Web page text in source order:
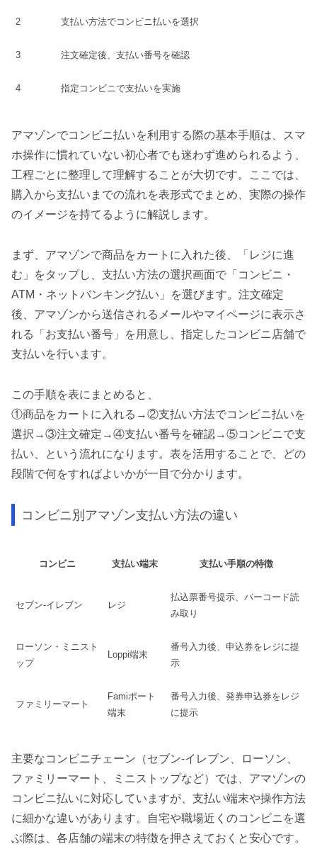
2 支払い方法でコンビニ払いを選択
3 注文確定後、支払い番号を確認
4 指定コンビニで支払いを実施
アマゾンでコンビニ払いを利用する際の基本手順は、スマ
ホ操作に慣れていない初心者でも迷わず進められるよう、
工程ごとに整理して理解することが大切です。ここでは、
購入から支払いまでの流れを表形式でまとめ、実際の操作
のイメージを持てるように解説します。
まず、アマゾンで商品をカートに入れた後、「レジに進
む」をタップし、支払い方法の選択画面で「コンビニ・
ATM・ネットバンキング払い」を選びます。注文確定
後、アマゾンから送信されるメールやマイページに表示さ
れる「お支払い番号」を用意し、指定したコンビニ店舗で
支払いを行います。
この手順を表にまとめると、
①商品をカートに入れる→②支払い方法でコンビニ払いを
選択→③注文確定→④支払い番号を確認→⑤コンビニで支
払い、という流れになります。表を活用することで、どの
段階で何をすればよいかが一目で分かります。
コンビニ別アマゾン支払い方法の違い
コンビニ 支払い端末 支払い手順の特徴
セブン-イレブン レジ
払込票番号提示、バーコード読
み取り
ローソン・ミニスト
ップ
Loppi端末
番号入力後、申込券をレジに提
示
ファミリーマート
Famiポート
端末
番号入力後、発券申込券をレジ
に提示
主要なコンビニチェーン（セブン-イレブン、ローソン、
ファミリーマート、ミニストップなど）では、アマゾンの
コンビニ払いに対応していますが、支払い端末や操作方法
に細かな違いがあります。自宅や職場近くのコンビニを選
ぶ際は、各店舗の端末の特徴を押さえておくと安心です。